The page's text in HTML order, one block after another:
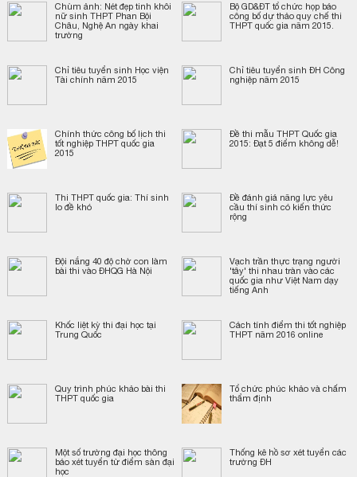
Chùm ảnh: Nét đẹp tinh khôi
nữ sinh THPT Phan Bội
Châu, Nghệ An ngày khai
trường
Bộ GD&ĐT tổ chức họp báo
công bố dự thảo quy chế thi
THPT quốc gia năm 2015.
Chỉ tiêu tuyển sinh Học viện
Tài chính năm 2015
Chỉ tiêu tuyển sinh ĐH Công
nghiệp năm 2015
Chính thức công bố lịch thi
tốt nghiệp THPT quốc gia
2015
Đề thi mẫu THPT Quốc gia
2015: Đạt 5 điểm không dễ!
Thi THPT quốc gia: Thí sinh
lo đề khó
Đề đánh giá năng lực yêu
cầu thí sinh có kiến thức
rộng
Đội nắng 40 độ chờ con làm
bài thi vào ĐHQG Hà Nội
Vạch trần thực trạng người
'tây' thi nhau tràn vào các
quốc gia như Việt Nam dạy
tiếng Anh
Khốc liệt kỳ thi đại học tại
Trung Quốc
Cách tính điểm thi tốt nghiệp
THPT năm 2016 online
Quy trình phúc khảo bài thi
THPT quốc gia
Tổ chức phúc khảo và chấm
thẩm định
Một số trường đại học thông
báo xét tuyển từ điểm sàn đại
học
Thống kê hồ sơ xét tuyển các
trường ĐH